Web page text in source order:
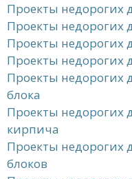
Проекты недорогих
Проекты недорогих
Проекты недорогих
Проекты недорогих
Проекты недорогих
блока
Проекты недорогих
кирпича
Проекты недорогих
блоков